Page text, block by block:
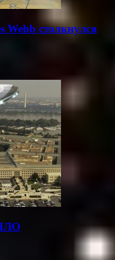
Webb столкнулся